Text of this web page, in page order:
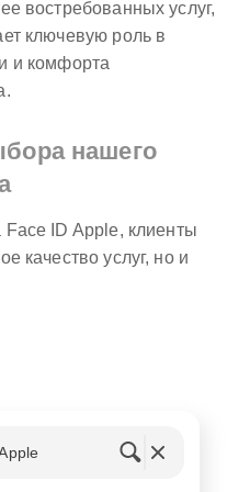
востребованных услуг,
ключевую роль в
и комфорта
нашего
ID Apple, клиенты
качество услуг, но и